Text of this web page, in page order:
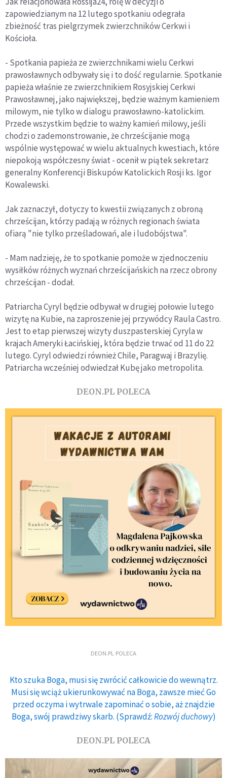
zapowiedzianym na 12 lutego spotkaniu odegrała
zbieżność tras pielgrzymek zwierzchników Cerkwi i
Kościoła.
- Spotkania papieża ze zwierzchnikami wielu Cerkwi
prawosławnych odbywały się i to dość regularnie. Spotkanie
papieża właśnie ze zwierzchnikiem Rosyjskiej Cerkwi
Prawosławnej, jako największej, będzie ważnym kamieniem
milowym, nie tylko w dialogu prawosławno-katolickim.
Przede wszystkim będzie to ważny kamień milowy, jeśli
chodzi o zademonstrowanie, że chrześcijanie mogą
wspólnie występować w wielu aktualnych kwestiach, które
niepokoją współczesny świat - ocenił w piątek sekretarz
generalny Konferencji Biskupów Katolickich Rosji ks. Igor
Kowalewski.
Jak zaznaczył, dotyczy to kwestii związanych z obroną
chrześcijan, którzy padają w różnych regionach świata
ofiarą "nie tylko prześladowań, ale i ludobójstwa".
- Mam nadzieję, że to spotkanie pomoże w zjednoczeniu
wysiłków różnych wyznań chrześcijańskich na rzecz obrony
chrześcijan - dodał.
Patriarcha Cyryl będzie odbywał w drugiej połowie lutego
wizytę na Kubie, na zaproszenie jej przywódcy Raula Castro.
Jest to etap pierwszej wizyty duszpasterskiej Cyryla w
krajach Ameryki Łacińskiej, która będzie trwać od 11 do 22
lutego. Cyryl odwiedzi również Chile, Paragwaj i Brazylię.
Patriarcha wcześniej odwiedzał Kubę jako metropolita.
DEON.PL POLECA
DEON.PL POLECA
Kto szuka Boga, musi się zwrócić całkowicie do wewnątrz.
Musi się wciąż ukierunkowywać na Boga, zawsze mieć Go
przed oczyma i wytrwale zapominać o sobie, aż znajdzie
Boga, swój prawdziwy skarb. (Sprawdź:Rozwój duchowy)
DEON.PL POLECA